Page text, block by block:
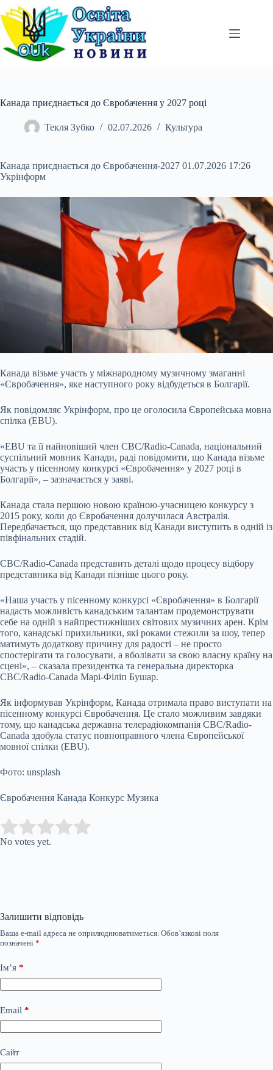
Перейти
до
вмісту
Канада приєднається до Євробачення у 2027 році
Текля Зубко 02.07.2026 Культура
Канада приєднається до Євробачення-2027 01.07.2026 17:26
Укрінформ
Канада візьме участь у міжнародному музичному змаганні
«Євробачення», яке наступного року відбудеться в Болгарії.
Як повідомляє Укрінформ, про це оголосила Європейська мовна
спілка (EBU).
«EBU та її найновіший член CBC/Radio-Canada, національний
суспільний мовник Канади, раді повідомити, що Канада візьме
участь у пісенному конкурсі «Євробачення» у 2027 році в
Болгарії», – зазначається у заяві.
Канада стала першою новою країною-учасницею конкурсу з
2015 року, коли до Євробачення долучилася Австралія.
Передбачається, що представник від Канади виступить в одній із
півфінальних стадій.
CBC/Radio-Canada представить деталі щодо процесу відбору
представника від Канади пізніше цього року.
«Наша участь у пісенному конкурсі «Євробачення» в Болгарії
надасть можливість канадським талантам продемонструвати
себе на одній з найпрестижніших світових музичних арен. Крім
того, канадські прихильники, які роками стежили за шоу, тепер
матимуть додаткову причину для радості – не просто
спостерігати та голосувати, а вболівати за свою власну країну на
сцені», – сказала президентка та генеральна директорка
CBC/Radio-Canada Марі-Філіп Бушар.
Як інформував Укрінформ, Канада отримала право виступати на
пісенному конкурсі Євробачення. Це стало можливим завдяки
тому, що канадська державна телерадіокомпанія CBC/Radio-
Canada здобула статус повноправного члена Європейської
мовної спілки (EBU).
Фото: unsplash
Євробачення Канада Конкурс Музика
Rate this item:
No votes yet.
Залишити відповідь
Ваша e-mail адреса не оприлюднюватиметься. Обов’язкові поля
позначені *
Ім’я *
Email *
Сайт